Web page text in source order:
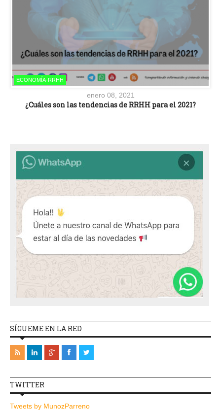
ECONOMÍA-RRHH
enero 08, 2021
¿Cuáles son las tendencias de RRHH para el 2021?
SÍGUEME EN LA RED
TWITTER
Tweets by MunozParreno